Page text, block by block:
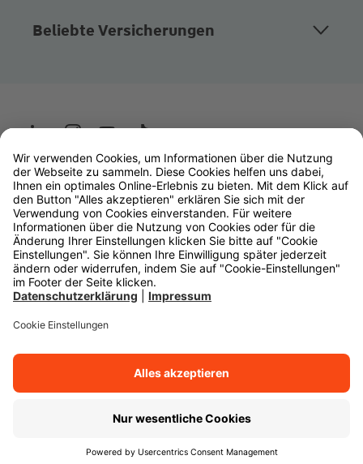
Beliebte Versicherungen
Wüstenrot
W&W Gruppe
OLB Bank
Makler
Impressum
Datenschutz
Rechtliche Hinweise
Cookie-Einstellungen
Zurück zum Anfang